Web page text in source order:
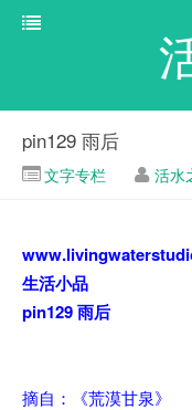
pin129 雨后
文字专栏 活水
生活小品
pin129 雨后
摘自：《荒漠甘泉》